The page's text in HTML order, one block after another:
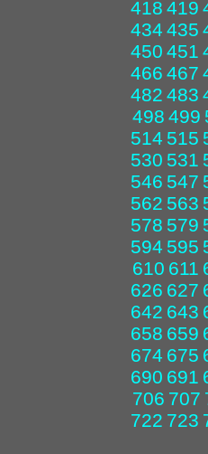
418 419
434 435
450 451
466 467
482 483
498 499
514 515
530 531
546 547
562 563
578 579
594 595
610 611
626 627
642 643
658 659
674 675
690 691
706 707
722 723